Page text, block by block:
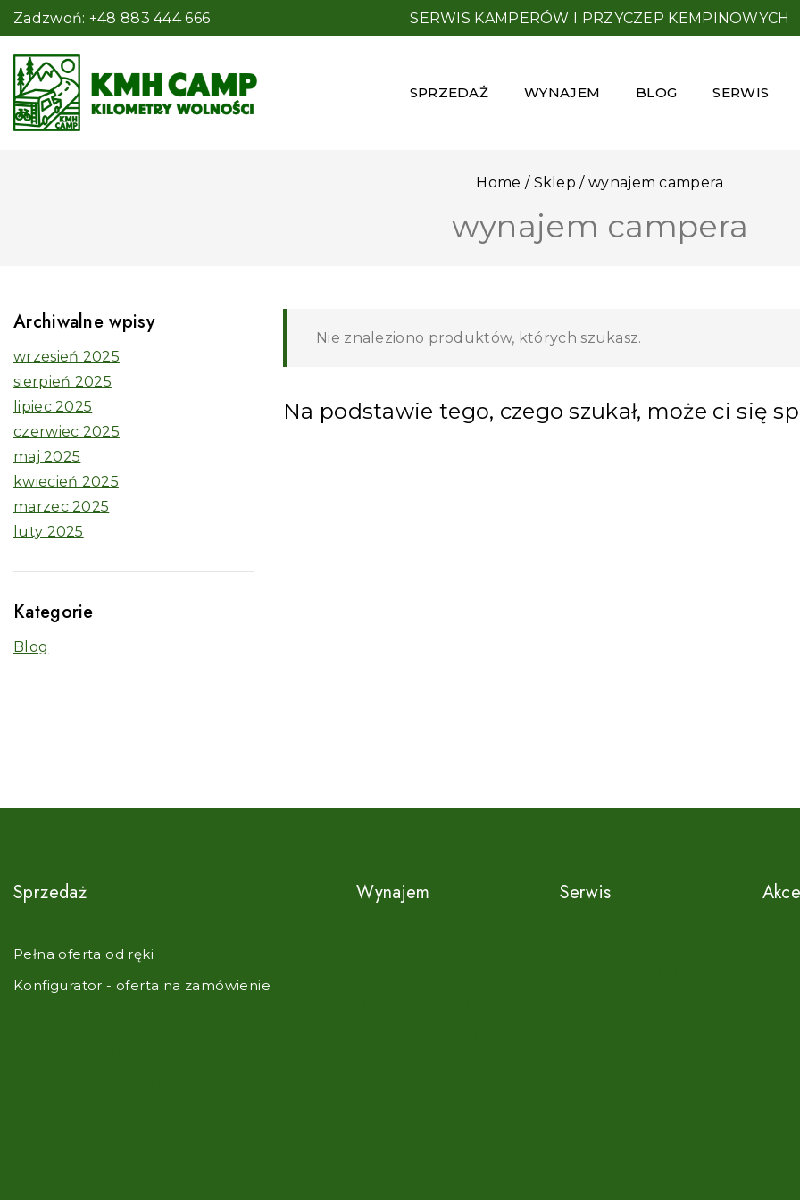
Zadzwoń: +48 883 444 666 SERWIS KAMPERÓW I PRZYCZEP KEMPINOWYCH
SPRZEDAŻ WYNAJEM BLOG SERWIS
Home / Sklep / wynajem campera
wynajem campera
Nie znaleziono produktów, których szukasz.
Na podstawie tego, czego szukał, może ci się
Archiwalne wpisy
wrzesień 2025
sierpień 2025
lipiec 2025
czerwiec 2025
maj 2025
kwiecień 2025
marzec 2025
luty 2025
Kategorie
Blog
Sprzedaż
Pełna oferta od ręki
Konfigurator - oferta na zamówienie
Wynajem Serwis